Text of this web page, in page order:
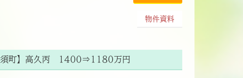
物件資料
町】高久丙 1400⇒1180万円